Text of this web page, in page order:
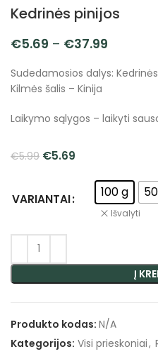
Kedrinės pinijos
€5.69 – €37.99
Sudedamosios dalys:
Kilmės šalis – Kinija
Laikymo sąlygos – laikyti
€5.99 €5.69
VARIANTAI 100 g
Išvalyti
Į
Produkto kodas: N/A
Kategorijos: Visi prieskoniai,